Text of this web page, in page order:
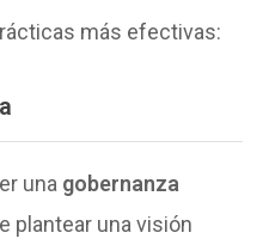
más efectivas:
una gobernanza
plantear una visión